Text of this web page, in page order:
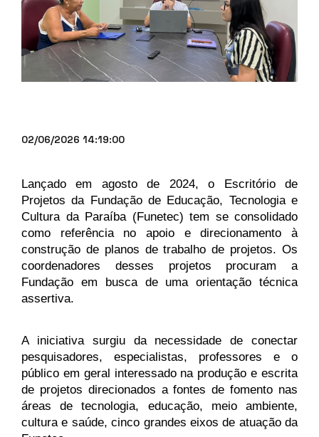
02/06/2026 14:19:00
Lançado em agosto de 2024, o Escritório de
Projetos da Fundação de Educação, Tecnologia e
Cultura da Paraíba (Funetec) tem se consolidado
como referência no apoio e direcionamento à
construção de planos de trabalho de projetos. Os
coordenadores desses projetos procuram a
Fundação em busca de uma orientação técnica
assertiva.
A iniciativa surgiu da necessidade de conectar
pesquisadores, especialistas, professores e o
público em geral interessado na produção e escrita
de projetos direcionados a fontes de fomento nas
áreas de tecnologia, educação, meio ambiente,
cultura e saúde, cinco grandes eixos de atuação da